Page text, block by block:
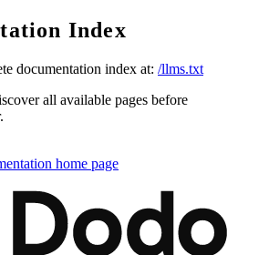
Index
documentation index at: /llms.txt
all available pages before
home page